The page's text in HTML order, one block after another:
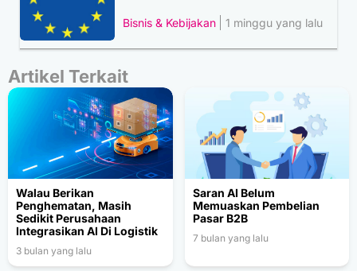
Bisnis & Kebijakan 1 minggu yang lalu
Artikel Terkait
Walau Berikan
Penghematan, Masih
Sedikit Perusahaan
Integrasikan AI Di Logistik
3 bulan yang lalu
Saran AI Belum
Memuaskan Pembelian
Pasar B2B
7 bulan yang lalu